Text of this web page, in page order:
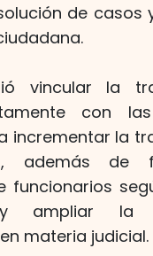
de casos
vincular la
con
incrementar la
además de
funcionarios
ampliar la
materia judicial.